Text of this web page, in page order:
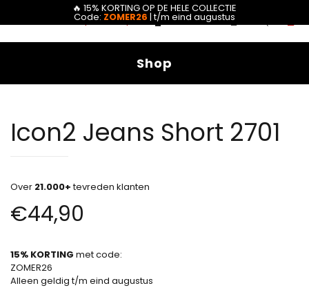
0
Shop
Icon2 Jeans Short 2701
Over 21.000+tevreden klanten
€44,90
15% KORTING met code:
ZOMER26
Alleen geldig t/m eind augustus
🔥 15% KORTING OP DE HELE COLLECTIE
Code: ZOMER26 | t/m eind augustus